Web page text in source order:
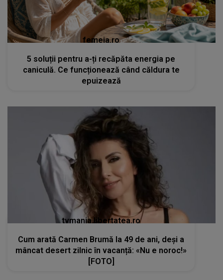
femeia.ro
5 soluții pentru a-ți recăpăta energia pe
caniculă. Ce funcționează când căldura te
epuizează
tvmania.libertatea.ro
Cum arată Carmen Brumă la 49 de ani, deși a
mâncat desert zilnic în vacanță: «Nu e noroc!»
[FOTO]